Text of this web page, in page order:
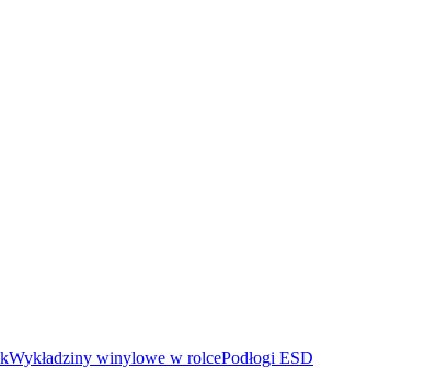
Wykładziny winylowe w rolcePodłogi ESD